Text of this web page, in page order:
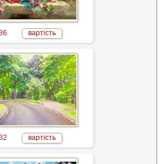
вартість
вартість